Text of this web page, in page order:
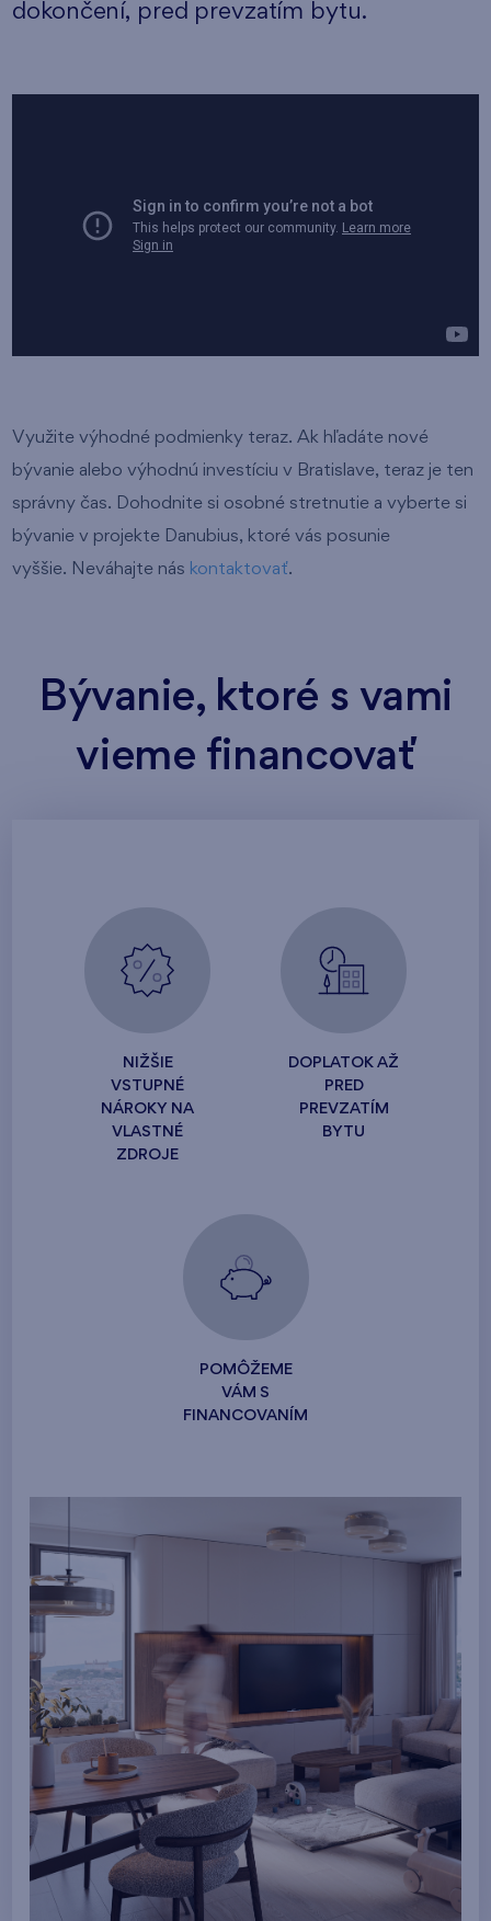
dokončení, pred prevzatím bytu.
Využite výhodné podmienky teraz. Ak hľadáte nové
bývanie alebo výhodnú investíciu v Bratislave, teraz je ten
správny čas. Dohodnite si osobné stretnutie a vyberte si
bývanie v projekte Danubius, ktoré vás posunie
vyššie. Neváhajte nás kontaktovať.
Bývanie, ktoré s vami
vieme financovať
NIŽŠIE
VSTUPNÉ
NÁROKY NA
VLASTNÉ
ZDROJE
DOPLATOK AŽ
PRED
PREVZATÍM
BYTU
POMÔŽEME
VÁM S
FINANCOVANÍM